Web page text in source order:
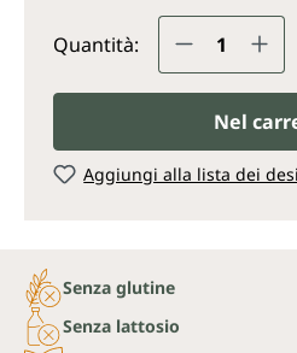
Quantità: Quantità
Nel
Aggiungi alla lista dei
Senza glutine
Senza lattosio